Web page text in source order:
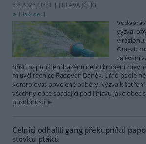
6.8.2026 00:51 | JIHLAVA (ČTK)
Diskuse: 1
vyzval
v
Omezit
zalévání
hřišť, napouštění bazénů nebo kropení
mluvčí radnice Radovan Daněk. Úřad podle
kontrolovat povolené odběry. Výzva k
všechny obce spadající pod Jihlavu jako obec
působností.
Celníci odhalili gang překupníků
stovku ptáků